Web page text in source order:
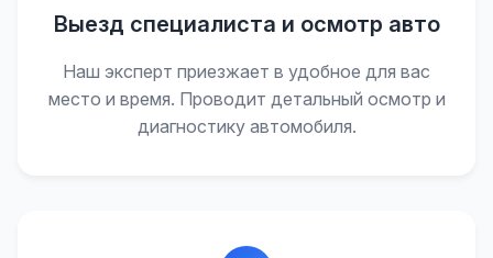
Выезд специалиста и осмотр авто
Наш эксперт приезжает в удобное для вас
место и время. Проводит детальный осмотр и
диагностику автомобиля.